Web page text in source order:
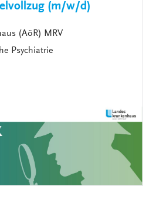
(m/w/d)
(AöR) MRV
Psychiatrie